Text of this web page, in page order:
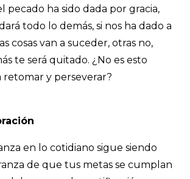
pecado ha sido dada por gracia,
todo lo demás, si nos ha dado a
cosas van a suceder, otras no,
te será quitado. ¿No es esto
retomar y perseverar?
en lo cotidiano sigue siendo
de que tus metas se cumplan